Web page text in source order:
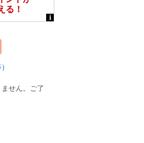
せん。ご了